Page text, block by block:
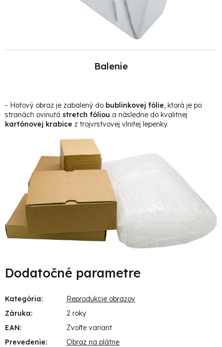
Balenie
- Hotový obraz je zabalený do bublinkovej fólie , ktorá je po
stranách ovinutá stretch fóliou a následne do kvalitnej
kartónovej krabice z trojvrstvovej vlnitej lepenky.
Dodatočné parametre
Kategória:
Reprodukcie obrazov
Záruka:
2 roky
EAN:
Zvoľte variant
Prevedenie:
Obraz na plátne